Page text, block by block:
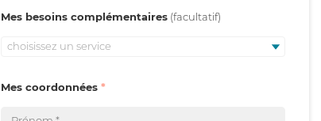
Mes besoins complémentaires
choisissez un service
Mes coordonnées